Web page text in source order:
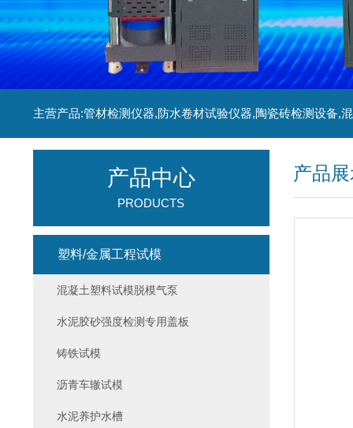
产品
产品中心
PRODUCTS
塑料/金属工程试模
混凝土塑料试模脱模气泵
水泥胶砂强度检测专用盖板
铸铁试模
沥青车辙试模
水泥养护水槽